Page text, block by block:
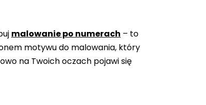
malowanie po numerach – to
motywu do malowania, który
na Twoich oczach pojawi się